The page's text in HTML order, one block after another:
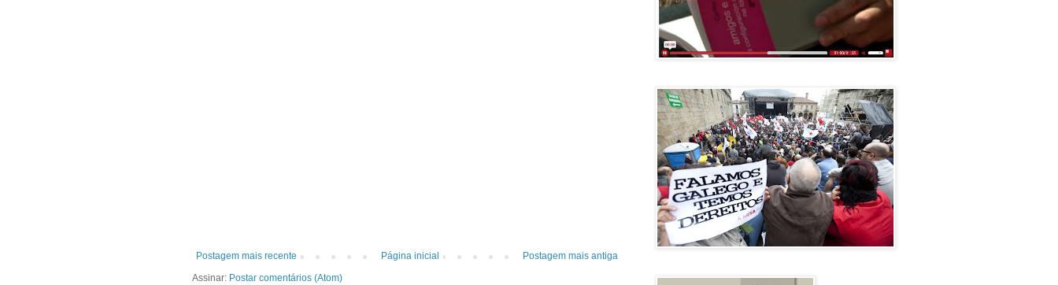
Postagem mais recente Postagem mais antiga
Página inicial
Assinar: Postar comentários (Atom)